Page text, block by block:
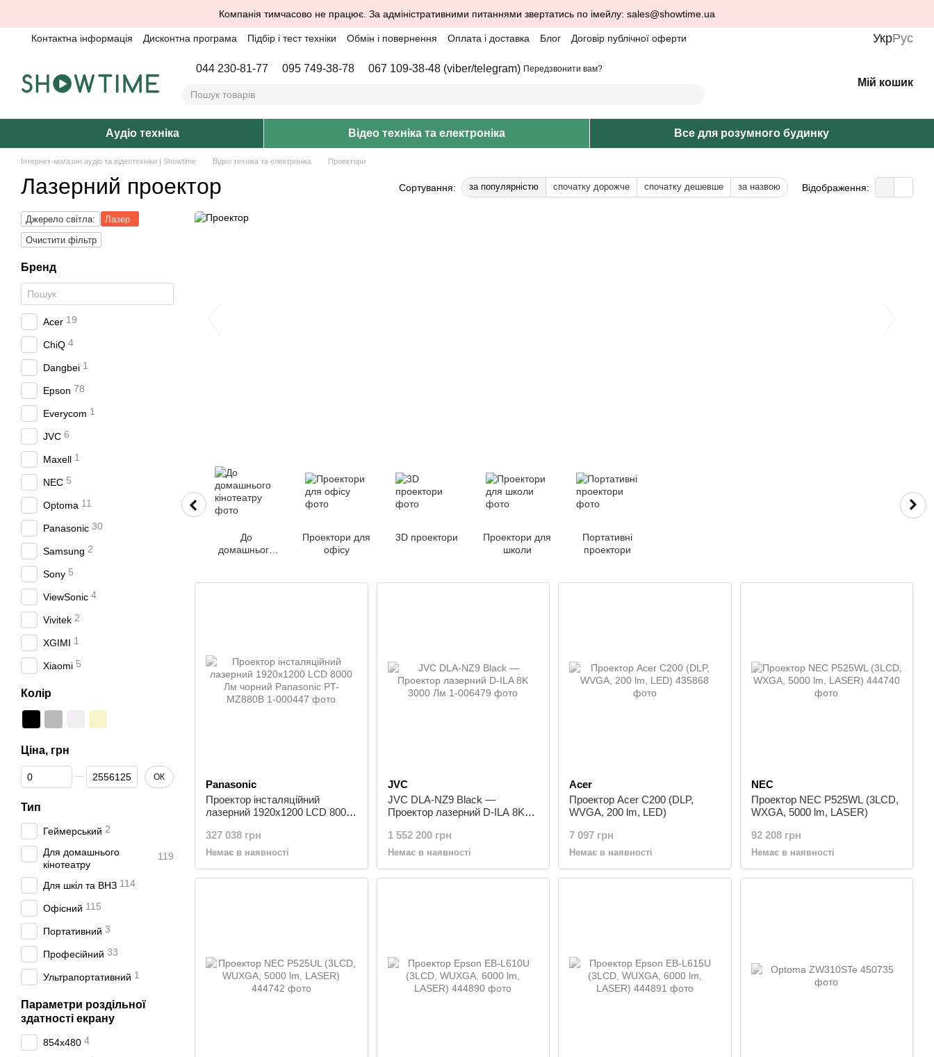
Компанія тимчасово не працює. За адміністративними питаннями звертатись по імейлу: sales@showtime.ua
Контактна інформація Дисконтна програма Підбір і тест техніки Обмін і повернення Оплата і доставка Блог Договір публічної оферти УкрРус
044 230-81-77 095 749-38-78 067 109-38-48 (viber/telegram) Передзвонити вам?
Мій кошик
Аудіо техніка Відео техніка та електроніка Все для розумного будинку
Інтернет-магазин аудіо та відеотехніки | Showtime Відео техніка та електроніка Проектори
Лазерний проектор Сортування: за популярністю спочатку дорожче спочатку дешевше за назвою Відображення:
До
домашнього
Проектори для
офісу
3D проектори
Проектори для
школи
Портативні
проектори
Panasonic
Проектор інсталяційний
лазерний 1920x1200 LCD 8000
MZ880B
327 038 грн
Немає в наявності
JVC
JVC DLA-NZ9 Black —
Проектор лазерний D-ILA 8K
1 552 200 грн
Немає в наявності
Acer
Проектор Acer C200 (DLP,
WVGA, 200 lm, LED)
7 097 грн
Немає в наявності
NEC
Проектор NEC P525WL (3LCD,
WXGA, 5000 lm, LASER)
92 208 грн
Немає в наявності
Джерело світла:
Лазер
Очистити фільтр
Бренд
Acer 19
ChiQ 4
Dangbei 1
Epson 78
Everycom 1
JVC 6
Maxell 1
NEC 5
Optoma 11
Panasonic 30
Samsung 2
Sony 5
ViewSonic 4
Vivitek 2
XGIMI 1
Xiaomi 5
Колір
Ціна, грн
Від Ціна, грн
До Ціна, грн ОК
Тип
Геймерський 2
Для домашнього
кінотеатру
119
Для шкіл та ВНЗ 114
Офісний 115
Портативний 3
Професійний 33
Ультрапортативний 1
Параметри роздільної
здатності екрану
854x480 4